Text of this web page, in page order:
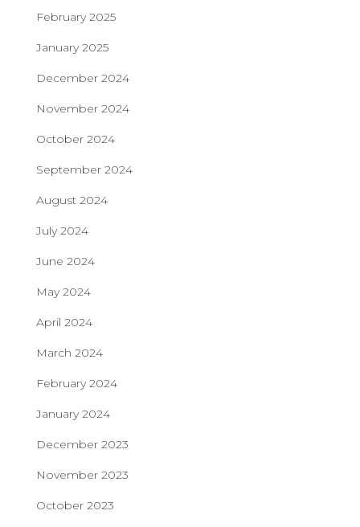
February 2025
January 2025
December 2024
November 2024
October 2024
September 2024
August 2024
July 2024
June 2024
May 2024
April 2024
March 2024
February 2024
January 2024
December 2023
November 2023
October 2023